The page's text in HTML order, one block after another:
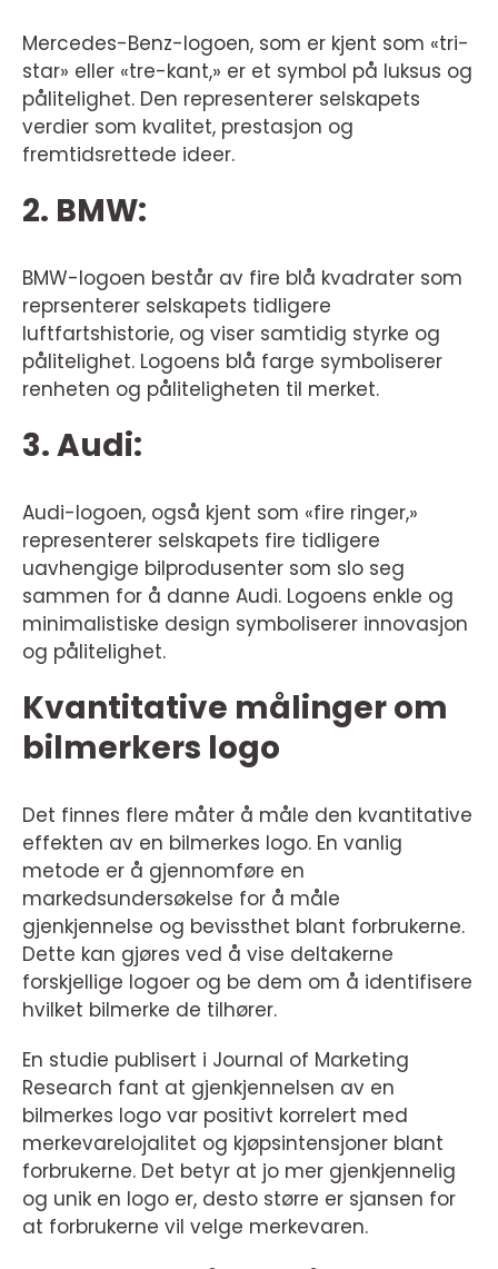
Mercedes-Benz-logoen, som er kjent som «tri-
star» eller «tre-kant,» er et symbol på luksus og
pålitelighet. Den representerer selskapets
verdier som kvalitet, prestasjon og
fremtidsrettede ideer.
2. BMW:
BMW-logoen består av fire blå kvadrater som
reprsenterer selskapets tidligere
luftfartshistorie, og viser samtidig styrke og
pålitelighet. Logoens blå farge symboliserer
renheten og påliteligheten til merket.
3. Audi:
Audi-logoen, også kjent som «fire ringer,»
representerer selskapets fire tidligere
uavhengige bilprodusenter som slo seg
sammen for å danne Audi. Logoens enkle og
minimalistiske design symboliserer innovasjon
og pålitelighet.
Kvantitative målinger om
bilmerkers logo
Det finnes flere måter å måle den kvantitative
effekten av en bilmerkes logo. En vanlig
metode er å gjennomføre en
markedsundersøkelse for å måle
gjenkjennelse og bevissthet blant forbrukerne.
Dette kan gjøres ved å vise deltakerne
forskjellige logoer og be dem om å identifisere
hvilket bilmerke de tilhører.
En studie publisert i Journal of Marketing
Research fant at gjenkjennelsen av en
bilmerkes logo var positivt korrelert med
merkevarelojalitet og kjøpsintensjoner blant
forbrukerne. Det betyr at jo mer gjenkjennelig
og unik en logo er, desto større er sjansen for
at forbrukerne vil velge merkevaren.